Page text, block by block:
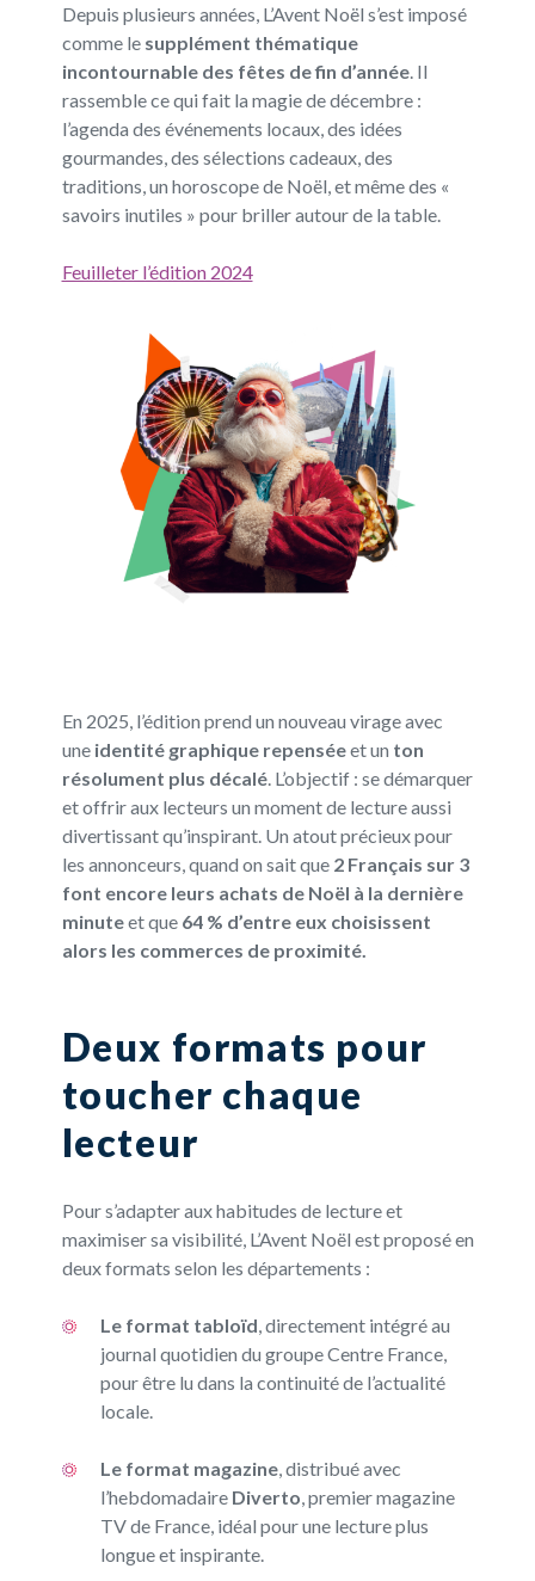
Depuis plusieurs années, L’Avent Noël s’est imposé
comme le supplément thématique
incontournable des fêtes de fin d’année. Il
rassemble ce qui fait la magie de décembre :
l’agenda des événements locaux, des idées
gourmandes, des sélections cadeaux, des
traditions, un horoscope de Noël, et même des «
savoirs inutiles » pour briller autour de la table.
Feuilleter l’édition 2024
En 2025, l’édition prend un nouveau virage avec
une identité graphique repenséeet un ton
résolument plus décalé. L’objectif : se démarquer
et offrir aux lecteurs un moment de lecture aussi
divertissant qu’inspirant. Un atout précieux pour
les annonceurs, quand on sait que2 Français sur 3
font encore leurs achats de Noël à la dernière
minuteet que 64 % d’entre eux choisissent
alors les commerces de proximité.
Deux formats pour
toucher chaque
lecteur
Pour s’adapter aux habitudes de lecture et
maximiser sa visibilité, L’Avent Noël est proposé en
deux formats selon les départements :
Le format tabloïd , directement intégré au
journal quotidien du groupe Centre France,
pour être lu dans la continuité de l’actualité
locale.
Le format magazine, distribué avec
l’hebdomadaire Diverto , premier magazine
TV de France, idéal pour une lecture plus
longue et inspirante.